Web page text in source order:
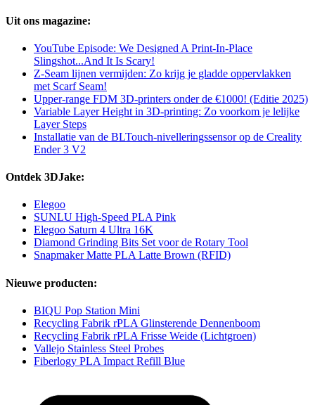
Uit ons magazine:
YouTube Episode: We Designed A Print-In-Place
Slingshot...And It Is Scary!
Z-Seam lijnen vermijden: Zo krijg je gladde oppervlakken
met Scarf Seam!
Upper-range FDM 3D-printers onder de €1000! (Editie 2025)
Variable Layer Height in 3D-printing: Zo voorkom je lelijke
Layer Steps
Installatie van de BLTouch-nivelleringssensor op de Creality
Ender 3 V2
Ontdek 3DJake:
Elegoo
SUNLU High-Speed PLA Pink
Elegoo Saturn 4 Ultra 16K
Diamond Grinding Bits Set voor de Rotary Tool
Snapmaker Matte PLA Latte Brown (RFID)
Nieuwe producten:
BIQU Pop Station Mini
Recycling Fabrik rPLA Glinsterende Dennenboom
Recycling Fabrik rPLA Frisse Weide (Lichtgroen)
Vallejo Stainless Steel Probes
Fiberlogy PLA Impact Refill Blue